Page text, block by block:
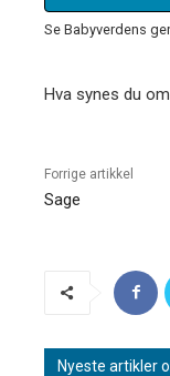
Se Babyverdens
Hva synes du
Forrige artikkel
Sage
Nyeste artikler